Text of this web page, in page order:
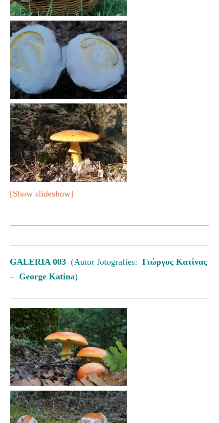
[Show slideshow]
GALERIA 003 (Autor fotografies: Γιώργος Κατίνας
– George Katina)